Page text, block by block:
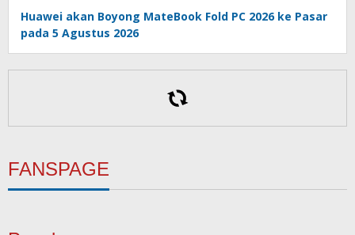
Huawei akan Boyong MateBook Fold PC 2026 ke Pasar
pada 5 Agustus 2026
FANSPAGE